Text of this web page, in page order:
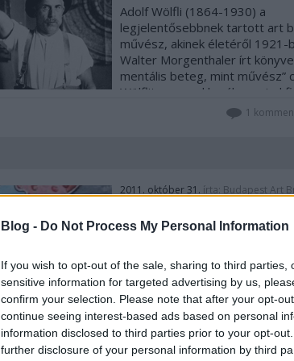
Blog - Do Not Process My Personal Information
If you wish to opt-out of the sale, sharing to third
sensitive information for targeted advertising by us,
confirm your selection. Please note that after your opt-
continue seeing interest-based ads based on personal
information disclosed to third parties prior to your opt-
further disclosure of your personal information by third
Adolf Wölfli (1864-1930) a
legjelentősebbnek tartott art
művész, akinek életéről 1921-
Walter Morgenthaler írt
mentális beteg, mint művész”
Wölflit gyermekkorában mind
mind szexuálisan
1
2011. október 31. írta: Budapest Art
Inga Moijson különös
Inga Moijson Belgiumban élő
művész. Számára a festészet
legbensőbb titkainak
szolgál. Művészetével
nézőnek, hogy betekintsen
számára szent világba. Ennek